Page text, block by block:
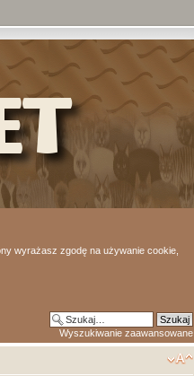
wyrażasz zgodę na używanie cookie,
Wyszukiwanie zaawansowane